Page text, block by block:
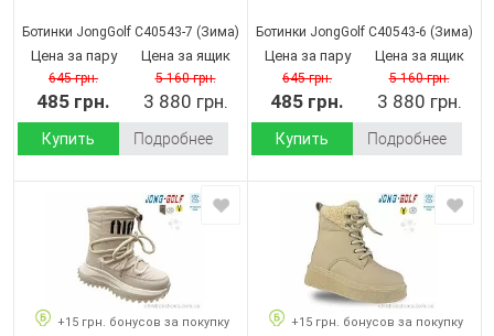
Ботинки JongGolf C40543-7 (Зима)
Цена за пару
645 грн.
485 грн.
Цена за ящик
5 160 грн.
3 880 грн.
Купить Подробнее
Ботинки JongGolf C40543-6 (Зима)
Цена за пару
645 грн.
485 грн.
Цена за ящик
5 160 грн.
3 880 грн.
Купить Подробнее
+15 грн. бонусов за покупку +15 грн. бонусов за покупку